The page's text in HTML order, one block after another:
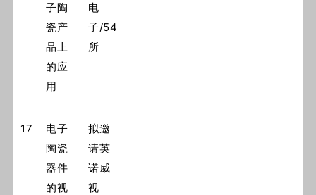
子陶
瓷产
品上
的应
用
电
子/54
所
17
电子
陶瓷
器件
的视
拟邀
请英
诺威
视